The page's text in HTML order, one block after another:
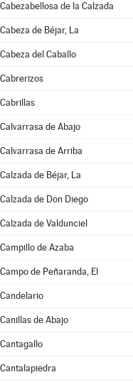
Cabezabellosa de la Calzada
Cabeza de Béjar, La
Cabeza del Caballo
Cabrerizos
Cabrillas
Calvarrasa de Abajo
Calvarrasa de Arriba
Calzada de Béjar, La
Calzada de Don Diego
Calzada de Valdunciel
Campillo de Azaba
Campo de Peñaranda, El
Candelario
Canillas de Abajo
Cantagallo
Cantalapiedra